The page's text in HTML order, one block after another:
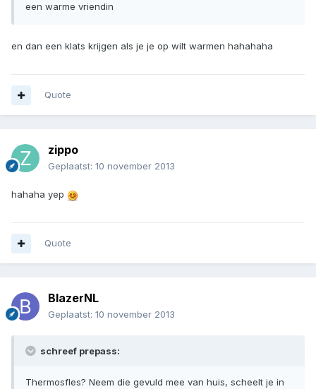
een warme vriendin
en dan een klats krijgen als je je op wilt warmen hahahaha
Quote
zippo
Geplaatst: 10 november 2013
hahaha yep
Quote
BlazerNL
Geplaatst: 10 november 2013
schreef prepass:
Thermosfles? Neem die gevuld mee van huis, scheelt je in